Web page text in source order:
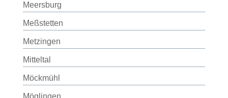
Meersburg
Meßstetten
Metzingen
Mitteltal
Möckmühl
Möglingen